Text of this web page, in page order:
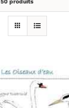
50 produits